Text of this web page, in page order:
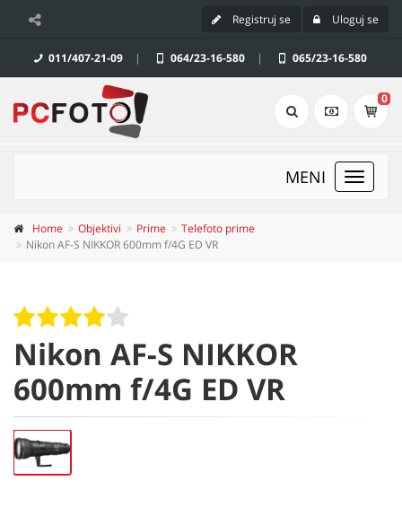
Registruj se Uloguj se
011/407-21-09 | 064/23-16-580 | 065/23-16-580
0
Toggle
MENI
Home Objektivi Prime
Telefoto prime
Nikon AF-S NIKKOR 600mm f/4G ED VR
Nikon AF-S NIKKOR
600mm f/4G ED VR